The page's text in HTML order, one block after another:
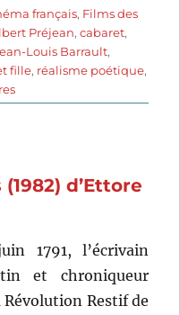
français, Films des
Préjean,cabaret,
Louis Barrault,
fille, réalisme poétique,
sur
Jenny
Carné
d’Ettore
1791, l’écrivain
et chroniqueur
Révolution Restif de